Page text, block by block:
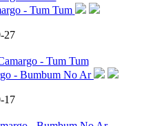
27
- Tum Tum
17